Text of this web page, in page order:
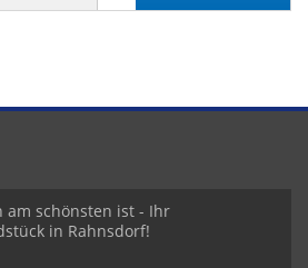
am schönsten ist - Ihr
in Rahnsdorf!